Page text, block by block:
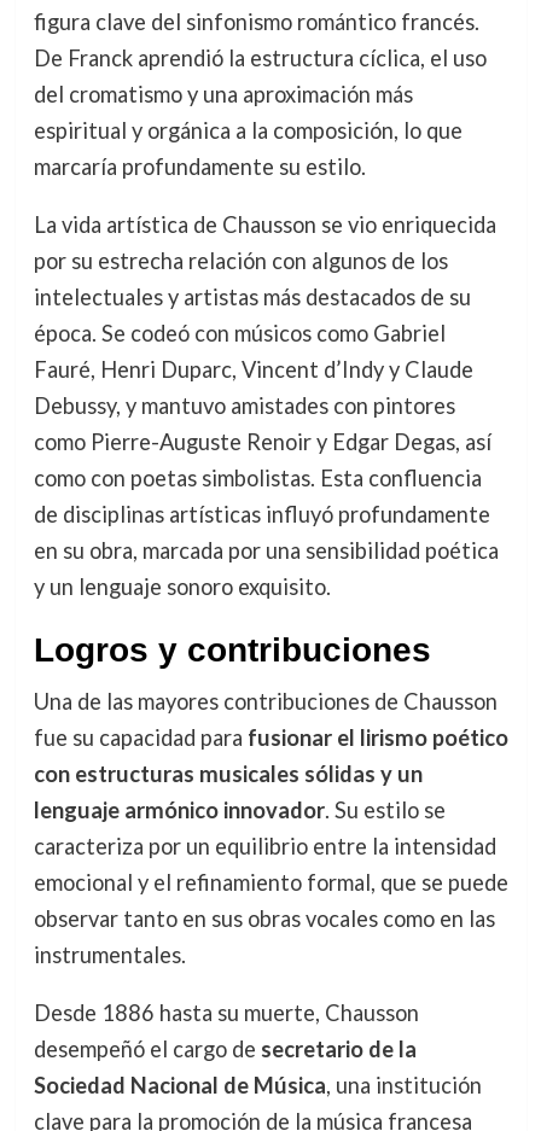
figura clave del sinfonismo romántico francés.
De Franck aprendió la estructura cíclica, el uso
del cromatismo y una aproximación más
espiritual y orgánica a la composición, lo que
marcaría profundamente su estilo.
La vida artística de Chausson se vio enriquecida
por su estrecha relación con algunos de los
intelectuales y artistas más destacados de su
época. Se codeó con músicos como Gabriel
Fauré, Henri Duparc, Vincent d’Indy y Claude
Debussy, y mantuvo amistades con pintores
como Pierre-Auguste Renoir y Edgar Degas, así
como con poetas simbolistas. Esta confluencia
de disciplinas artísticas influyó profundamente
en su obra, marcada por una sensibilidad poética
y un lenguaje sonoro exquisito.
Logros y contribuciones
Una de las mayores contribuciones de Chausson
fue su capacidad para fusionar el lirismo poético
con estructuras musicales sólidas y un
lenguaje armónico innovador. Su estilo se
caracteriza por un equilibrio entre la intensidad
emocional y el refinamiento formal, que se puede
observar tanto en sus obras vocales como en las
instrumentales.
Desde 1886 hasta su muerte, Chausson
desempeñó el cargo de secretario de la
Sociedad Nacional de Música, una institución
clave para la promoción de la música francesa